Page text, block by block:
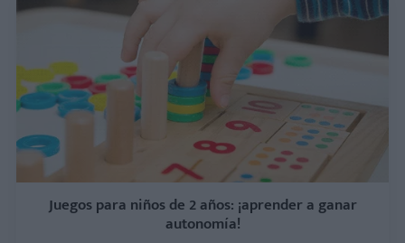
Juegos para niños de 2 años: ¡aprender a ganar
autonomía!